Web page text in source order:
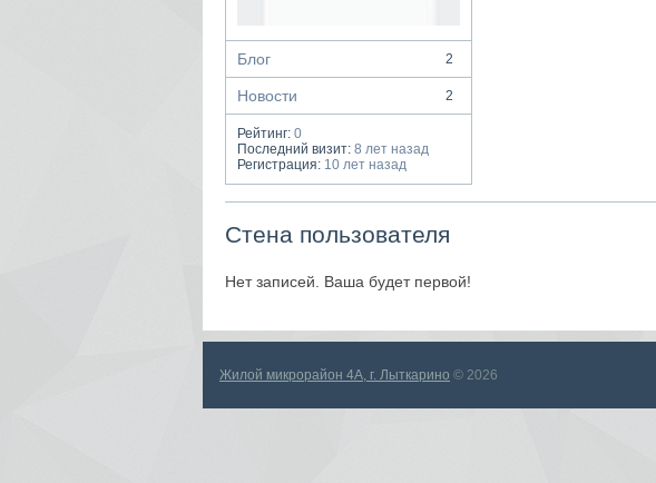
Блог 2
Новости 2
Рейтинг: 0
Последний визит: 8 лет назад
Регистрация: 10 лет назад
Стена пользователя
Нет записей. Ваша будет первой!
Жилой микрорайон 4А, г. Лыткарино © 2026